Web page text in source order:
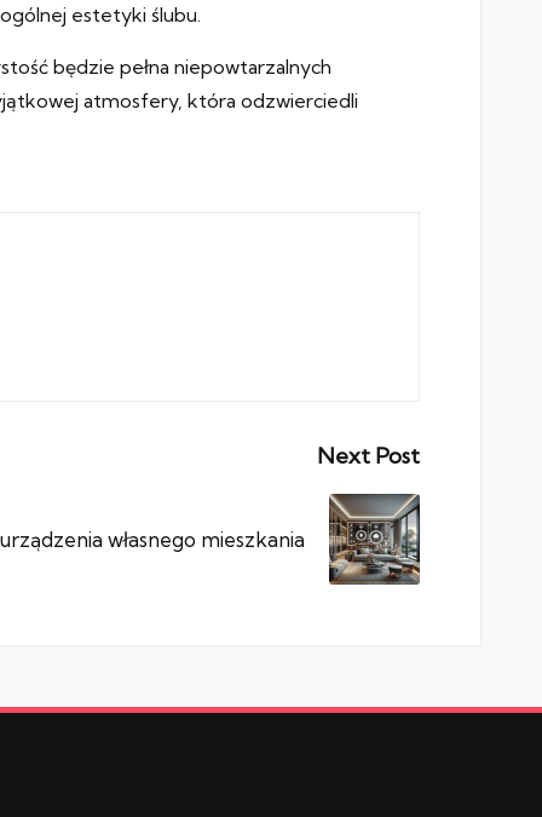
estetyki ślubu.
będzie pełna niepowtarzalnych
atmosfery, która odzwierciedli
Next Post
własnego mieszkania